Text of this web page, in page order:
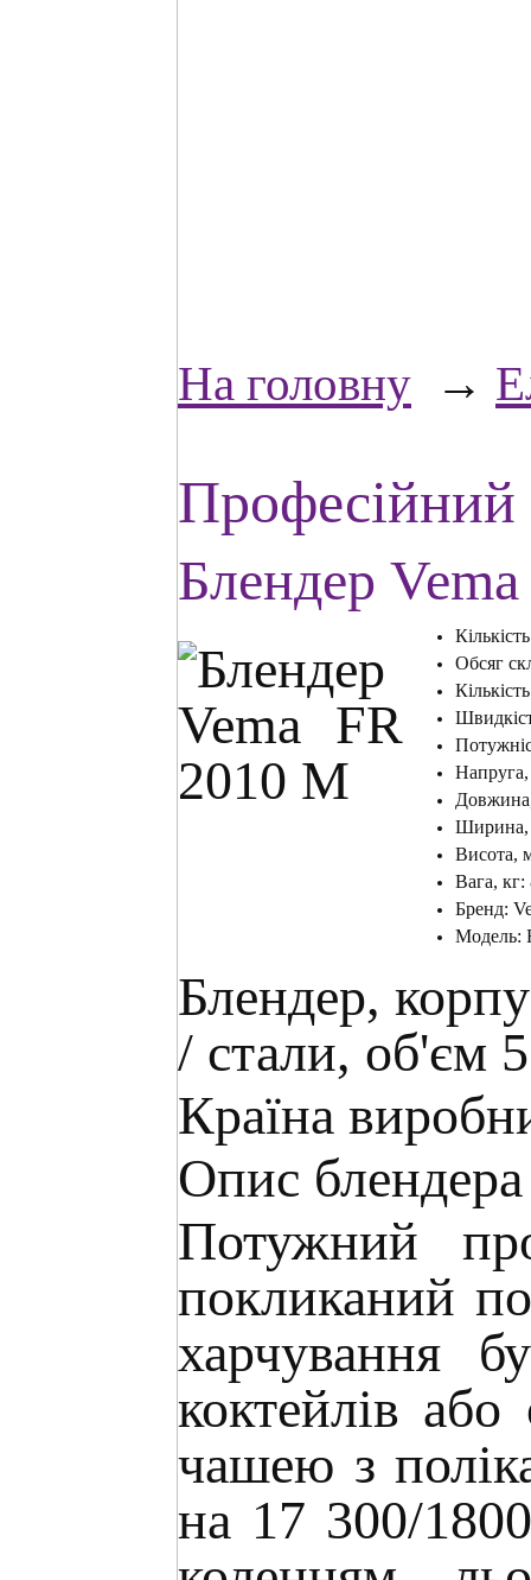
На головну →
Професійний
Блендер
Обсяг
Ширина,
Висота,
Вага, кг:
Бренд:
Модель:
Блендер,
/ стали, об'єм
Країна
Опис
Потужний
покликаний
харчування
коктейлів
чашею з
на 17 300/